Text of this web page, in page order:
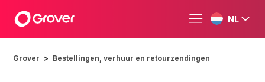
NL
Grover Bestellingen, verhuur en retourzendingen